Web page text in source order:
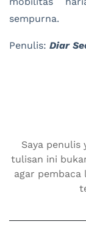
sempurna.
Penulis: Diar
Saya
tulisan ini
agar pembaca